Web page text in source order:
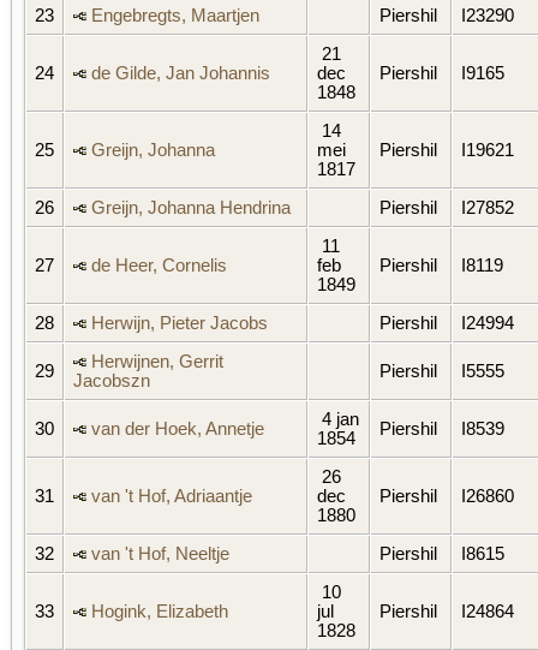
23
Engebregts, Maartjen Piershil I23290
24 de Gilde, Jan Johannis
21
dec
1848
Piershil I9165
25 Greijn, Johanna
14
mei
1817
Piershil I19621
26 Greijn, Johanna Hendrina Piershil I27852
27 de Heer, Cornelis
11
feb
1849
Piershil I8119
28 Herwijn, Pieter Jacobs Piershil I24994
29
Herwijnen, Gerrit
Jacobszn
Piershil I5555
30 van der Hoek, Annetje
4 jan
1854
Piershil I8539
31 van 't Hof, Adriaantje
26
dec
1880
Piershil I26860
32 van 't Hof, Neeltje Piershil I8615
33 Hogink, Elizabeth
10
jul
1828
Piershil I24864